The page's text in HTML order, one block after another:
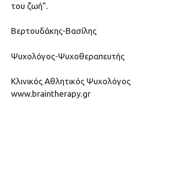
του ζωή”.
Βερτουδάκης-Βασίλης
Ψυχολόγος-Ψυχοθεραπευτής
Κλινικός Αθλητικός Ψυχολόγος
www.braintherapy.gr